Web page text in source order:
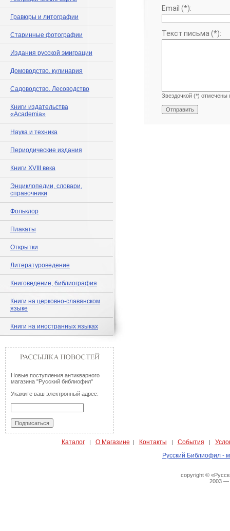
Гравюры и литографии
Старинные фотографии
Издания русской эмиграции
Домоводство, кулинария
Садоводство. Лесоводство
Книги издательства
«Academia»
Наука и техника
Периодические издания
Книги XVIII века
Энциклопедии, словари,
справочники
Фольклор
Плакаты
Открытки
Литературоведение
Книговедение, библиография
Книги на церковно-славянском
языке
Книги на иностранных языках
Новые поступления антикварного
магазина "Русский библиофил"
Укажите ваш электронный адрес:
Email (*):
Текст письма (*):
Звездочкой (*) отмечены
Каталог| О Магазине | Контакты | События |
Русский Библиофил -
copyright ©
2003 —